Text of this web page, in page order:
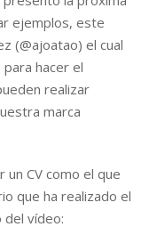
ejemplos, este
(@ajoatao) el cual
hacer el
realizar
marca
CV como el que
que ha realizado el
vídeo: